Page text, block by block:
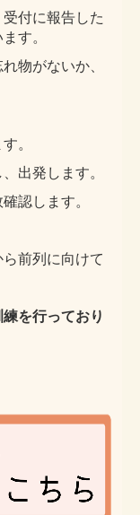
付に報告した
す。
物がないか、
。
出発します。
認します。
前列に向けて
を行っており